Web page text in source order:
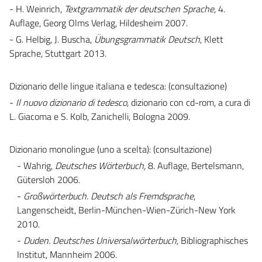
- H. Weinrich, Textgrammatik der deutschen Sprache, 4.
Auflage, Georg Olms Verlag, Hildesheim 2007.
- G. Helbig, J. Buscha, Übungsgrammatik Deutsch, Klett
Sprache, Stuttgart 2013.
Dizionario delle lingue italiana e tedesca: (consultazione)
- Il nuovo dizionario di tedesco, dizionario con cd-rom, a cura di
L. Giacoma e S. Kolb, Zanichelli, Bologna 2009.
Dizionario monolingue (uno a scelta): (consultazione)
- Wahrig, Deutsches Wörterbuch,8. Auflage, Bertelsmann,
Gütersloh 2006.
- Großwörterbuch. Deutsch als Fremdsprache,
Langenscheidt, Berlin-München-Wien-Zürich-New York
2010.
- Duden. Deutsches Universalwörterbuch, Bibliographisches
Institut, Mannheim 2006.